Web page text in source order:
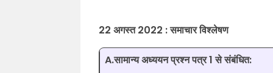
22 अगस्त 2022 : समाचार विश्लेषण
A.सामान्य अध्ययन प्रश्न पत्र 1 से संबंधित: